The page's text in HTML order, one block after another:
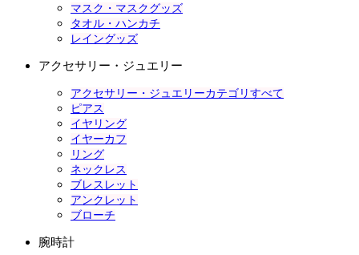
マスク・マスクグッズ
タオル・ハンカチ
レイングッズ
アクセサリー・ジュエリー
アクセサリー・ジュエリーカテゴリすべて
ピアス
イヤリング
イヤーカフ
リング
ネックレス
ブレスレット
アンクレット
ブローチ
腕時計